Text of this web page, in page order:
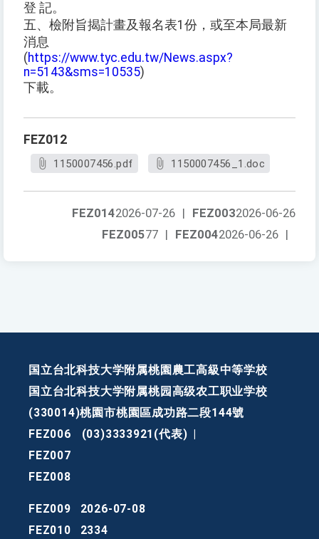
登 記。
五、檢附旨揭計畫及報名表1份，或至本局最新
消息
(https://www.tyc.edu.tw/News.aspx?
n=5143&sms=10535)
下載。
FEZ012
1150007456.pdf 1150007456_1.doc
FEZ0032026-06-26
FEZ0142026-07-26 |
FEZ0042026-06-26 |
FEZ00577 |
国立台北科技大学附属桃園農工高級中等学校
国立台北科技大学附属桃园高级农工职业学校
(330014)桃園市桃園區成功路二段144號
FEZ006
(03)3333921(代表)
FEZ007
FEZ008
FEZ009
2026-07-08
FEZ010
2334